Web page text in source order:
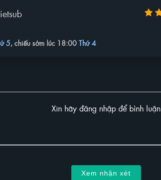
5, chiếu sớm lúc 18:00 Thứ 4
Xin hãy đăng nhập để bình luận
Xem nhận xét